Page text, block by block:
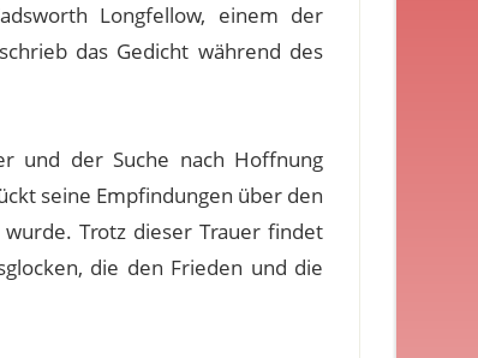
Longfellow, einem der
das Gedicht während des
und der Suche nach Hoffnung
seine Empfindungen über den
Trotz dieser Trauer findet
die den Frieden und die